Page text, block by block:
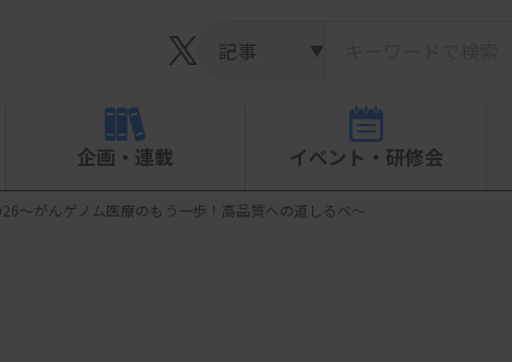
▼
企画・連載 イベント・研修会
～がんゲノム医療のもう一歩！高品質への道しるべ～